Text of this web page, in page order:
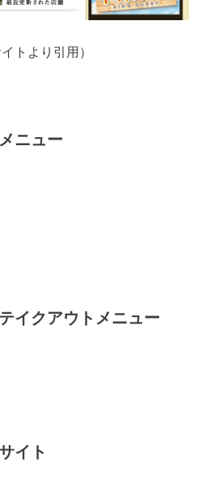
イトより引用）
ニュー
イクアウトメニュー
イト